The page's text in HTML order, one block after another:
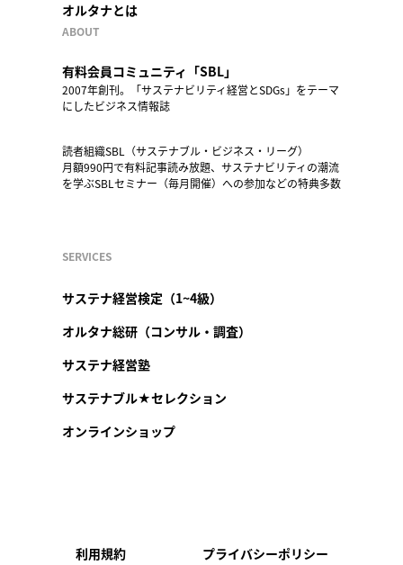
オルタナとは
ABOUT
有料会員コミュニティ「SBL」
2007年創刊。「サステナビリティ経営とSDGs」をテーマ
にしたビジネス情報誌
読者組織SBL（サステナブル・ビジネス・リーグ）
月額990円で有料記事読み放題、サステナビリティの潮流
を学ぶSBLセミナー（毎月開催）への参加などの特典多数
SERVICES
サステナ経営検定（1~4級）
オルタナ総研（コンサル・調査）
サステナ経営塾
サステナブル★セレクション
オンラインショップ
利用規約 プライバシーポリシー